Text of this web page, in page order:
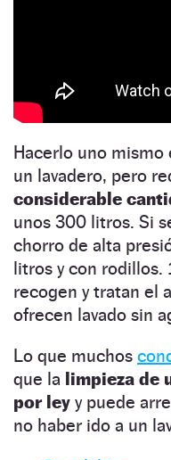
Hacerlo uno mismo
un lavadero, pero
considerable
unos 300 litros. Si
chorro de alta
litros y con rodillos.
recogen y tratan el
ofrecen lavado sin
Lo que muchos
que la limpieza de
por ley y puede
no haber ido a un